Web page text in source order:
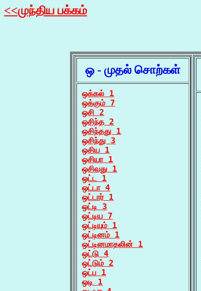
<<முந்திய பக்கம்
ஒ - முதல் சொற்கள்
ஒக்கல் 1
ஒக்கும் 7
ஒசி 2
ஒசிந்த 2
ஒசிந்தது 1
ஒசிந்து 3
ஒசிய 1
ஒசியா 1
ஒசிவது 1
ஒட்ட 1
ஒட்டா 4
ஒட்டார் 1
ஒட்டி 3
ஒட்டிய 7
ஒட்டியும் 1
ஒட்டினம் 1
ஒட்டினமாதலின் 1
ஒட்டு 4
ஒட்டும் 2
ஒட்ப 1
ஒடி 1